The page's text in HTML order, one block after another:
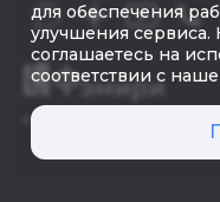
© 2026 «Фэмири»
для обеспечения
улучшения
соглашаетесь на
соответствии с